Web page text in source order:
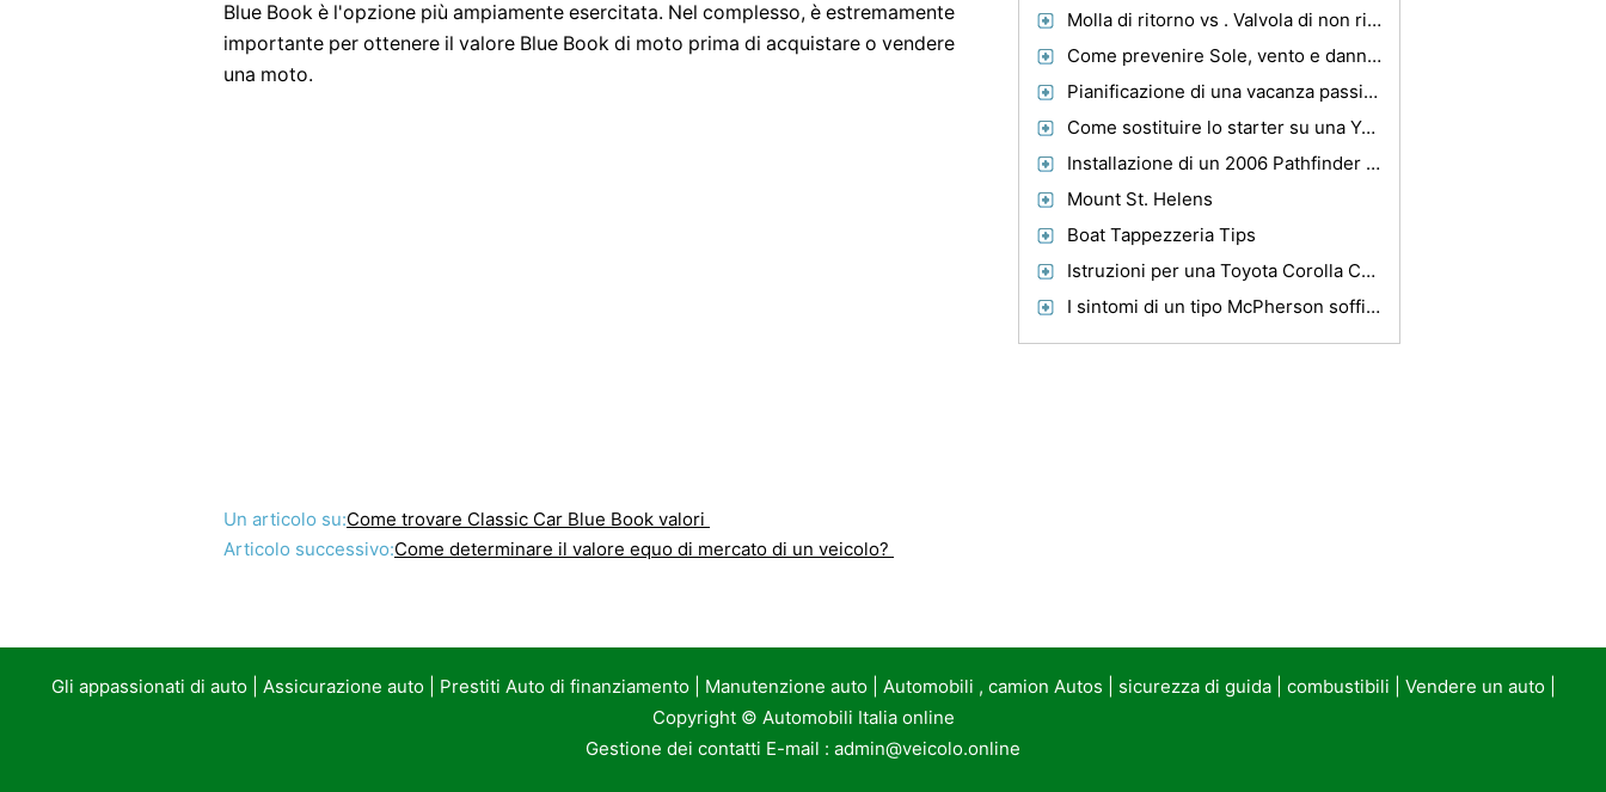
Blue Book è l'opzione più ampiamente esercitata. Nel complesso, è estremamente
importante per ottenere il valore Blue Book di moto prima di acquistare o vendere
una moto.
Un articolo su:Come trovare Classic Car Blue Book valori
Articolo successivo:Come determinare il valore equo di mercato di un veicolo?
Molla di ritorno vs . Valvola di non ritorno non molla
Come prevenire Sole, vento e danni ad un auto
Pianificazione di una vacanza passionale a Parigi
Come sostituire lo starter su una Yamaha Jet Ski
Installazione di un 2006 Pathfinder Radio
Mount St. Helens
Boat Tappezzeria Tips
Istruzioni per una Toyota Corolla Cargo Net
I sintomi di un tipo McPherson soffiato
Gli appassionati di auto| Assicurazione auto| Prestiti Auto di finanziamento| Manutenzione auto| Automobili , camion Autos sicurezza di guida| combustibili Vendere un auto|
Copyright © Automobili Italia online
Gestione dei contatti E-mail : admin@veicolo.online